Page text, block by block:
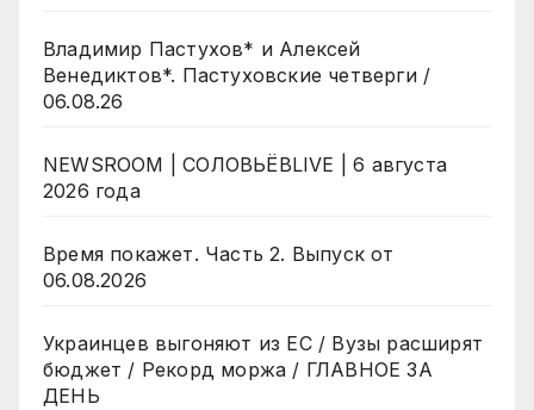
Владимир Пастухов* и Алексей
Венедиктов*. Пастуховские четверги /
06.08.26
NEWSROOM | СОЛОВЬЁВLIVE | 6 августа
2026 года
Время покажет. Часть 2. Выпуск от
06.08.2026
Украинцев выгоняют из ЕС / Вузы расширят
бюджет / Рекорд моржа / ГЛАВНОЕ ЗА
ДЕНЬ